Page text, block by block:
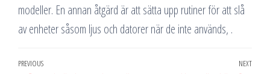
modeller. En annan åtgärd är att sätta upp rutiner för att slå
av enheter såsom ljus och datorer när de inte används, .
Inläggsnavigering
Previous
PREVIOUS
Next
NEXT